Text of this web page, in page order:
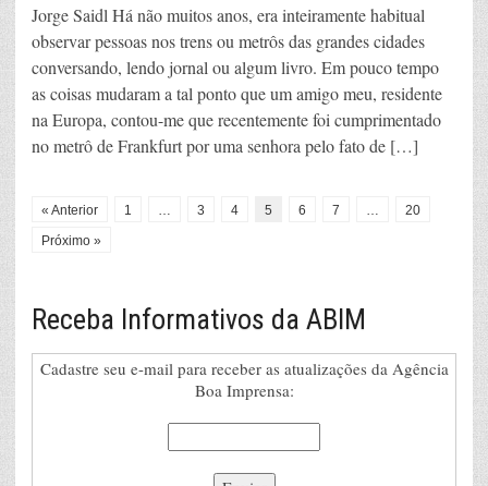
Jorge Saidl Há não muitos anos, era inteiramente habitual
observar pessoas nos trens ou metrôs das grandes cidades
conversando, lendo jornal ou algum livro. Em pouco tempo
as coisas mudaram a tal ponto que um amigo meu, residente
na Europa, contou-me que recentemente foi cumprimentado
no metrô de Frankfurt por uma senhora pelo fato de […]
« Anterior 1 … 3 4 5 6 7 …
20
Próximo »
Receba Informativos da ABIM
Cadastre seu e-mail para receber as atualizações da Agência
Boa Imprensa: